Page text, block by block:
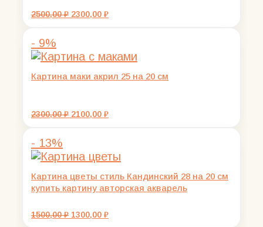
2500,00₽ Первоначальная
2300,00 ₽Текущая
- 9%
Картина маки акрил 25 на 20 см
2300,00₽ Первоначальная
2100,00 ₽Текущая
- 13%
Картина цветы стиль Кандинский 28 на 20 см
купить картину авторская акварель
1500,00₽ Первоначальная
1300,00 ₽Текущая